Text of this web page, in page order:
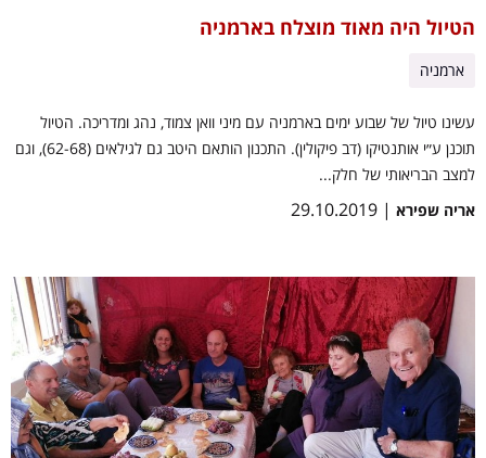
הטיול היה מאוד מוצלח בארמניה
ארמניה
עשינו טיול של שבוע ימים בארמניה עם מיני וואן צמוד, נהג ומדריכה. הטיול
תוכנן ע״י אותנטיקו (דב פיקולין). התכנון הותאם היטב גם לגילאים (62-68), וגם
למצב הבריאותי של חלק...
אריה שפירא | 29.10.2019